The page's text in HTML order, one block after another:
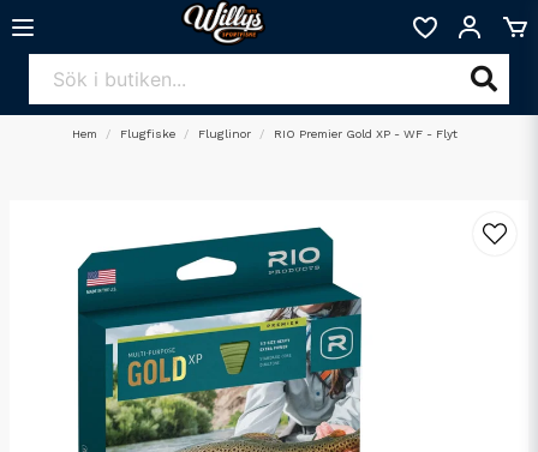
Hem Flugfiske Fluglinor RIO Premier Gold XP - WF - Flyt